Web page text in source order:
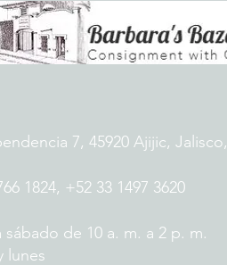
7, 45920 Ajijic, Jalisco,
1824, +52 33 1497 3620
sábado de 10 a. m. a 2 p. m.
lunes